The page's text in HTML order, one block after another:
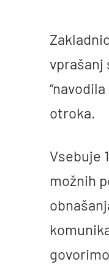
vprašanj
otroka.
Vsebuje
možnih